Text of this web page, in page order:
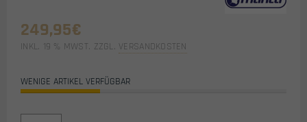
249,95€
INKL. 19 % MWST. ZZGL. VERSANDKOSTEN
WENIGE ARTIKEL VERFÜGBAR